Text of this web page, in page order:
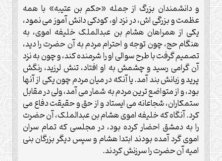
و دانشمندان بزرگ از جمله «حکم بن عتیبه» با همه
عظمت و بزرگی اش، در نزد او، کودکی دانش آموز می نمود،
یکی از همراهان هشام بن عبدالملک خلیفه اموی، به
هنگام حج، چون توجه و احترام مردم به آن حضرت را دید،
تصمیم گرفت با طرح سوالی او را شرمنده کند، و چون به نزد
آن گرامی رسید و چشمش به او افتاد، تنش لرزید، رنگش
پرید و زبانش بند آمد. یا آنکه در میان مردم چون یکی از آنها
بود، و از متواضع ترین مردم به شمار می آمد، ولی در مقابل
ستمکاران، شجاعانه می ایستاد و از حق و حقیقت دفاع می
کرد. آنگاه که خلیفه اموی هشام بن عبدالملک، آن حضرت
را به دمشق احضار کرده بود، در مجلسی که تمام سران
اموی گرد آمده بودند ابتدا هشام و سپس دیگر بزرگان بنی
امیه آن حضرت را سرزنش کردند.